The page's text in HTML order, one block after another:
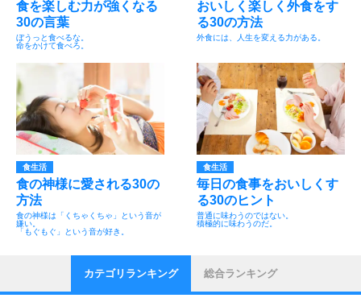
食を楽しむ力が強くなる
30の言葉
ぼうっと食べるな。
命をかけて食べろ。
おいしく楽しく外食をす
る30の方法
外食には、人生を変える力がある。
食生活
食の神様に愛される30の
方法
食の神様は「くちゃくちゃ」という音が
嫌い。
「もぐもぐ」という音が好き。
食生活
毎日の食事をおいしくす
る30のヒント
普通に味わうのではない。
積極的に味わうのだ。
カテゴリランキング 総合ランキング